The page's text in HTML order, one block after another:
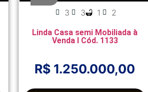
3 3 1 2
Linda Casa semi Mobiliada à
Venda I Cód. 1133
R$ 1.250.000,00